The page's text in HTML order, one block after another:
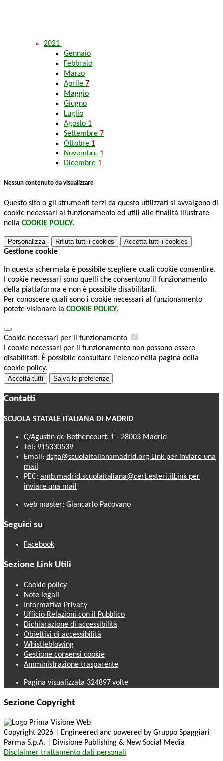
2021
Gennaio
Febbraio
Marzo
Aprile 7
Maggio
Giugno
Luglio
Agosto 1
Settembre 7
Ottobre 1
Novembre 1
Dicembre 1
Nessun contenuto da visualizzare
Questo sito o gli strumenti terzi da questo utilizzati si avvalgono di
cookie necessari al funzionamento ed utili alle finalità illustrate
nella COOKIE POLICY.
Personalizza Rifiuta tutti i cookies Accetta tutti i cookies
Gestione cookie
In questa schermata è possibile scegliere quali cookie consentire.
I cookie necessari sono quelli che consentono il funzionamento
della piattaforma e non è possibile disabilitarli.
Per conoscere quali sono i cookie necessari al funzionamento
potete visionare la COOKIE POLICY.
Cookie necessari per il funzionamento
I cookie necessari per il funzionamento non possono essere
disabilitati. È possibile consultare l'elenco nella pagina della
cookie policy.
Accetta tutti Salva le preferenze
Contatti
SCUOLA STATALE ITALIANA DI MADRID
C/Agustín de Bethencourt, 1 - 28003 Madrid
Tel: 915330539
Email: dsga@scuolaitalianamadrid.org Link per inviare una
mail
PEC: amb.madrid.scuolaitaliana@cert.esteri.itLink per
inviare una mail
web master: Giancarlo Padovano
Seguici su
Facebook
Sezione Link Utili
Cookie policy
Note legali
Informativa Privacy
Ufficio Relazioni con il Pubblico
Dichiarazione di accessibilità
Obiettivi di accessibilità
Whistleblowing
Gestione consensi cookie
Amministrazione trasparente
Pagina visualizzata 324897 volte
Sezione Copyright
Copyright 2026 | Engineered and powered by Gruppo Spaggiari
Parma S.p.A. | Divisione Publishing & New Social Media
Disclaimer trattamento dati personali